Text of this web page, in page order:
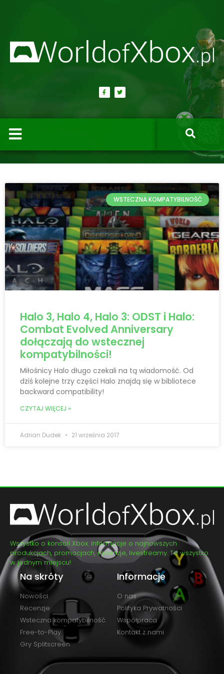
WSTECZNA KOMPATYBILNOŚĆ
Halo 3, Halo 4, Halo 3: ODST i Halo:
Combat Evolved Anniversary
dołączają do wstecznej
kompatybilności!
Miłośnicy Halo długo czekali na tą wiadomość. Od
dziś kolejne trzy części Halo znajdą się w bibliotece
backward compatibility!
CZYTAJ WIĘCEJ »
Adrian Dudek 21 września 2017
Wszystko o konsoli Xbox. Informacje o najnowszych
produkcjach, promocjach, recenzje, livestreamy. To wszystko
w jednym miejscu!
Na skróty
Nowości
Recenzje
Wsteczna kompatybilność
Free-to-Play
Gry Splitscreen
Informacje
O nas
Polityka Prywatności
Współpraca
Kontakt z nami